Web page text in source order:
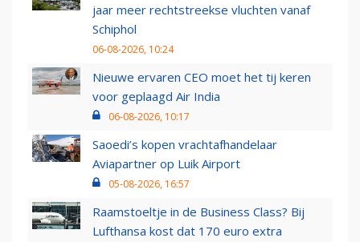
jaar meer rechtstreekse vluchten vanaf
Schiphol
06-08-2026, 10:24
Nieuwe ervaren CEO moet het tij keren
voor geplaagd Air India
06-08-2026, 10:17
Saoedi’s kopen vrachtafhandelaar
Aviapartner op Luik Airport
05-08-2026, 16:57
Raamstoeltje in de Business Class? Bij
Lufthansa kost dat 170 euro extra